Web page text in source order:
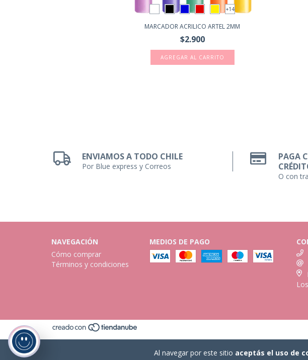
Al navegar por este sitio aceptás el uso de
+14
MARCADOR ACRILICO ARTEL 2MM
$2.900
AGREGAR AL CARRITO
ENVIAMOS A TODO CHILE
Por Blue express y Correos
PAGA
O con
NAVEGACIÓN
Cómo comprar
Términos y condiciones
MEDIOS DE PAGO